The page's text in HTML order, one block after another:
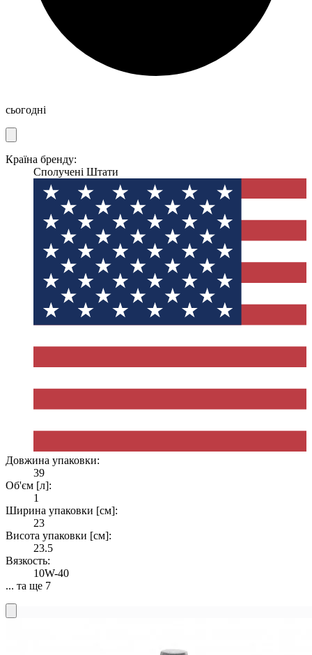
сьогодні
Країна бренду:
Сполучені Штати
Довжина упаковки:
39
Об'єм [л]:
1
Ширина упаковки [см]:
23
Висота упаковки [см]:
23.5
Вязкость:
10W-40
... та ще 7